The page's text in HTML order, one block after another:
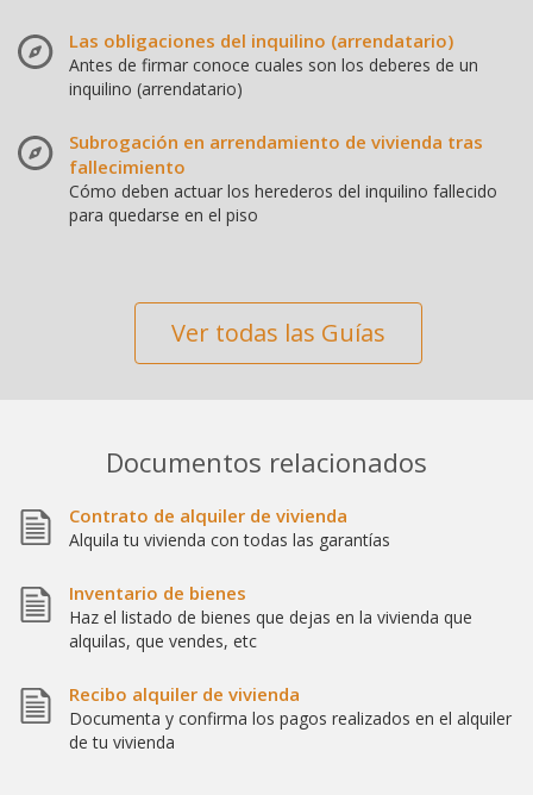
Las obligaciones del inquilino (arrendatario)
Antes de firmar conoce cuales son los deberes de un
inquilino (arrendatario)
Subrogación en arrendamiento de vivienda tras
fallecimiento
Cómo deben actuar los herederos del inquilino fallecido
para quedarse en el piso
Ver todas las Guías
Documentos relacionados
Contrato de alquiler de vivienda
Alquila tu vivienda con todas las garantías
Inventario de bienes
Haz el listado de bienes que dejas en la vivienda que
alquilas, que vendes, etc
Recibo alquiler de vivienda
Documenta y confirma los pagos realizados en el alquiler
de tu vivienda